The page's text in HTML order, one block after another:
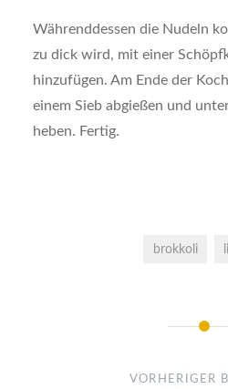
Währenddessen die Nudeln
zu dick wird, mit einer
hinzufügen. Am Ende der
einem Sieb abgießen und
heben. Fertig.
brokkoli
Beitragsnavigation
VORHERIGER